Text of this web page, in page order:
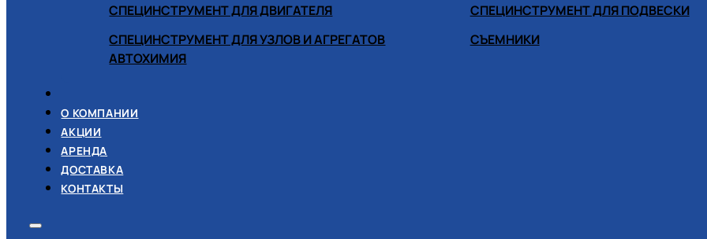
СПЕЦИНСТРУМЕНТ ДЛЯ ДВИГАТЕЛЯ
СПЕЦИНСТРУМЕНТ ДЛЯ ПОДВЕСКИ
СПЕЦИНСТРУМЕНТ ДЛЯ УЗЛОВ И АГРЕГАТОВ
СЪЕМНИКИ
АВТОХИМИЯ
О КОМПАНИИ
АКЦИИ
АРЕНДА
ДОСТАВКА
КОНТАКТЫ